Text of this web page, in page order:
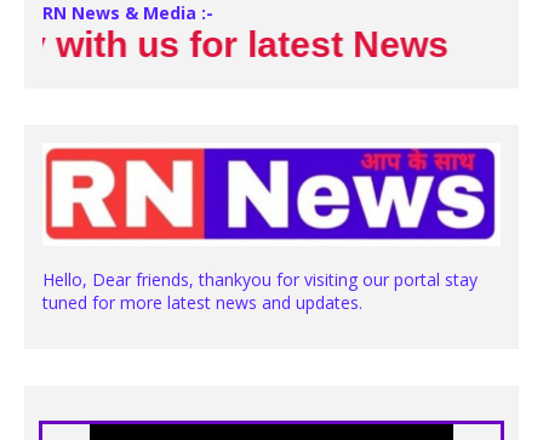
RN News & Media :-
us for latest News
Hello, Dear friends, thankyou for visiting our portal stay
tuned for more latest news and updates.